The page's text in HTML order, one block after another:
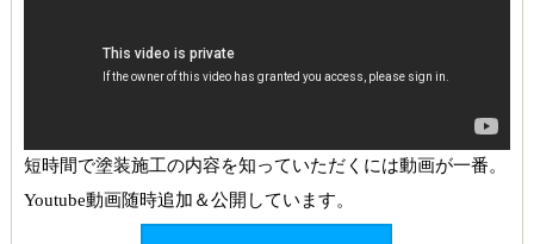
短時間で塗装施工の内容を知っていただくには動画が一番。
Youtube動画随時追加＆公開しています。